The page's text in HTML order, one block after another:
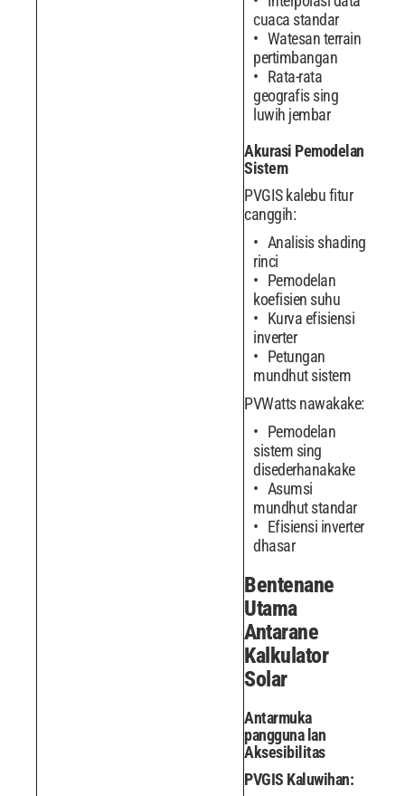
cuaca standar
Watesan terrain
pertimbangan
Rata-rata
geografis sing
luwih jembar
Akurasi Pemodelan
Sistem
PVGIS kalebu fitur
canggih:
Analisis shading
rinci
Pemodelan
koefisien suhu
Kurva efisiensi
inverter
Petungan
mundhut sistem
PVWatts nawakake:
Pemodelan
sistem sing
disederhanakake
Asumsi
mundhut standar
Efisiensi inverter
dhasar
Bentenane
Utama
Antarane
Kalkulator
Solar
Antarmuka
pangguna lan
Aksesibilitas
PVGIS Kaluwihan: